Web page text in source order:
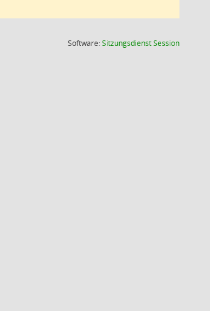
Software:SitzungsdienstSession(Wird in